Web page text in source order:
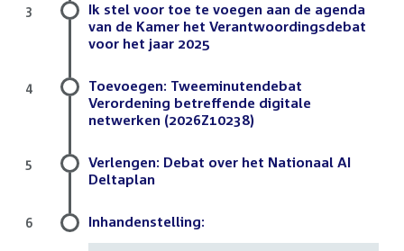
Ik stel voor toe te voegen aan de agenda
van de Kamer het Verantwoordingsdebat
voor het jaar 2025
3
Toevoegen: Tweeminutendebat
Verordening betreffende digitale
netwerken (2026Z10238)
4
Verlengen: Debat over het Nationaal AI
Deltaplan
5
Inhandenstelling:
6